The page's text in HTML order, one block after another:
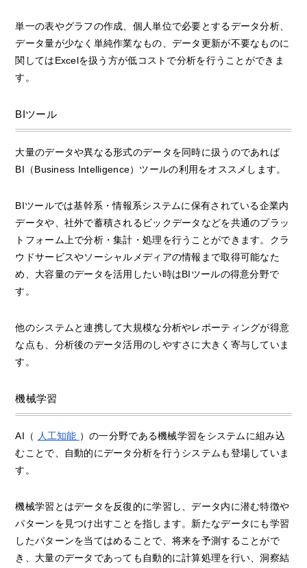
単一の表やグラフの作成、個人単位で必要とするデータ分析、
データ量が少なく単純作業なもの、データ更新が不要なものに
関してはExcelを扱う方が低コストで分析を行うことができま
す。
BIツール
大量のデータや異なる形式のデータを同時に扱うのであれば
BI（Business Intelligence）ツールの利用をオススメします。
BIツールでは基幹系・情報系システムに保有されている企業内
データや、社外で蓄積されるビックデータなどを共通のプラッ
トフォーム上で分析・集計・処理を行うことができます。クラ
ウドサービスやソーシャルメディアの情報まで取得可能なた
め、大容量のデータを活用したい時はBIツールの得意分野で
す。
他のシステムと連携して大規模な分析やレポーティングが得意
な点も、分析後のデータ活用のしやすさに大きく寄与していま
す。
機械学習
AI（ 人工知能 ）の一分野である機械学習をシステムに組み込
むことで、自動的にデータ分析を行うシステムも登場していま
す。
機械学習とはデータを反復的に学習し、データ内に潜む特徴や
パターンを見つけ出すことを指します。新たなデータにも学習
したパターンを当てはめることで、将来を予測することがで
き、大量のデータであっても自動的に計算処理を行い、洞察結